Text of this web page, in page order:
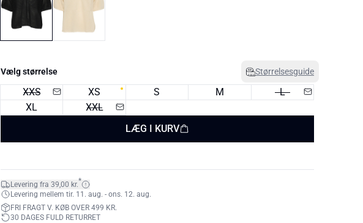
Vælg størrelse Størrelsesguide
XXS XS S M
L
XL
XXL
LÆG I KURV
Levering fra 39,00 kr.*
Levering mellem tir. 11. aug. - ons. 12. aug.
FRI FRAGT V. KØB OVER 499 KR.
30 DAGES FULD RETURRET